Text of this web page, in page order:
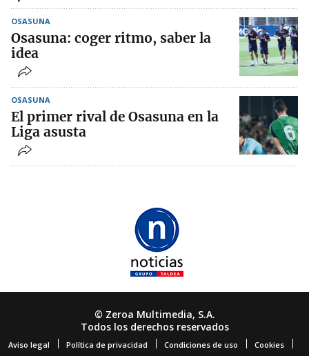
OSASUNA
Osasuna: coger ritmo, saber la
idea
OSASUNA
El primer rival de Osasuna en la
Liga asusta
© Zeroa Multimedia, S.A.
Todos los derechos reservados
Aviso legal Política de privacidad Condiciones de uso Cookies